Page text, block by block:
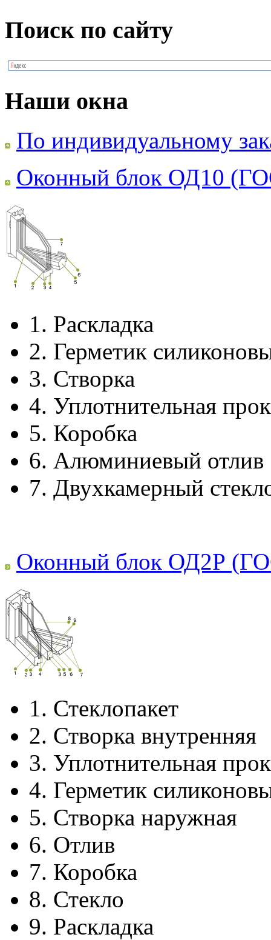
Поиск по сайту
Наши окна
По индивидуальному
Оконный блок ОД10
1. Раскладка
2. Герметик
3. Створка
4. Уплотнительная
5. Коробка
6. Алюминиевый отлив
7. Двухкамерный
Оконный блок ОД2Р
1. Стеклопакет
2. Створка внутренняя
3. Уплотнительная
4. Герметик
5. Створка наружная
6. Отлив
7. Коробка
8. Стекло
9. Раскладка